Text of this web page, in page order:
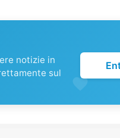
notizie in
sul